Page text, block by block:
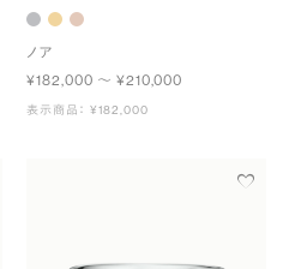
ノア
¥182,000 〜 ¥210,000
表示商品： ¥182,000